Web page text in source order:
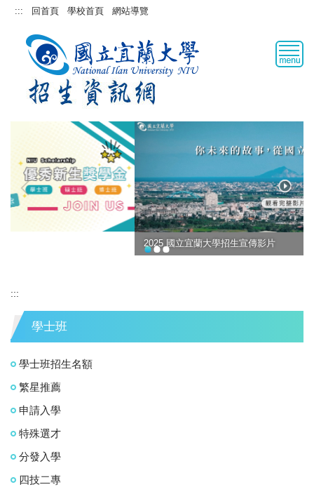
跳::: 回首頁 學校首頁 網站導覽
2025 國立宜蘭大學招生宣傳影片
:::
學士班
學士班招生名額
繁星推薦
申請入學
特殊選才
分發入學
四技二專